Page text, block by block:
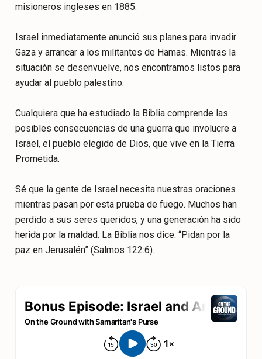
misioneros ingleses en 1885.
Israel inmediatamente anunció sus planes para invadir
Gaza y arrancar a los militantes de Hamas. Mientras la
situación se desenvuelve, nos encontramos listos para
ayudar al pueblo palestino.
Cualquiera que ha estudiado la Biblia comprende las
posibles consecuencias de una guerra que involucre a
Israel, el pueblo elegido de Dios, que vive en la Tierra
Prometida.
Sé que la gente de Israel necesita nuestras oraciones
mientras pasan por esta prueba de fuego. Muchos han
perdido a sus seres queridos, y una generación ha sido
herida por la maldad. La Biblia nos dice: “Pidan por la
paz en Jerusalén” (Salmos 122:6).